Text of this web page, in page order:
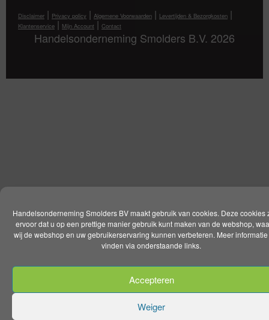
Handelsonderneming Smolders BV maakt gebruik van cookies. Deze cookies
ervoor dat u op een prettige manier gebruik kunt maken van de webshop,
wij de webshop en uw gebruikerservaring kunnen verbeteren. Meer
vinden via onderstaande links.
Accepteren
Weiger
Disclaimer | Privacy policy | Algemene Voorwaarden | Levertijden & Bezorgkosten |
Klantenservice | Mijn Account | Contact
Handelsonderneming Smolders B.V. 2026